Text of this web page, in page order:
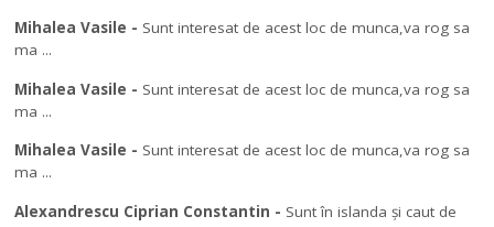
Mihalea Vasile - Sunt interesat de acest loc de munca,va rog sa
ma ...
Mihalea Vasile - Sunt interesat de acest loc de munca,va rog sa
ma ...
Mihalea Vasile - Sunt interesat de acest loc de munca,va rog sa
ma ...
Alexandrescu Ciprian Constantin - Sunt în islanda și caut de